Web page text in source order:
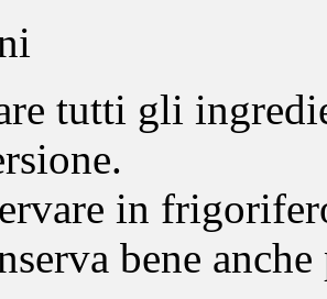
tutti gli
in
bene